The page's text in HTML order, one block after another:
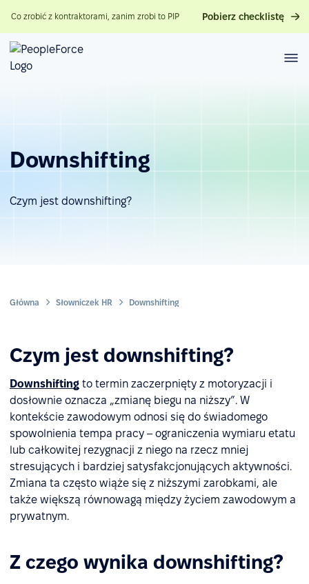
Co zrobić z kontraktorami, zanim zrobi to PIP Pobierz checklistę
Downshifting
Czym jest downshifting?
Główna Słowniczek HR Downshifting
Czym jest downshifting?
Downshifting to termin zaczerpnięty z motoryzacji i
dosłownie oznacza „zmianę biegu na niższy”. W
kontekście zawodowym odnosi się do świadomego
spowolnienia tempa pracy – ograniczenia wymiaru etatu
lub całkowitej rezygnacji z niego na rzecz mniej
stresujących i bardziej satysfakcjonujących aktywności.
Zmiana ta często wiąże się z niższymi zarobkami, ale
także większą równowagą między życiem zawodowym a
prywatnym.
Z czego wynika downshifting?